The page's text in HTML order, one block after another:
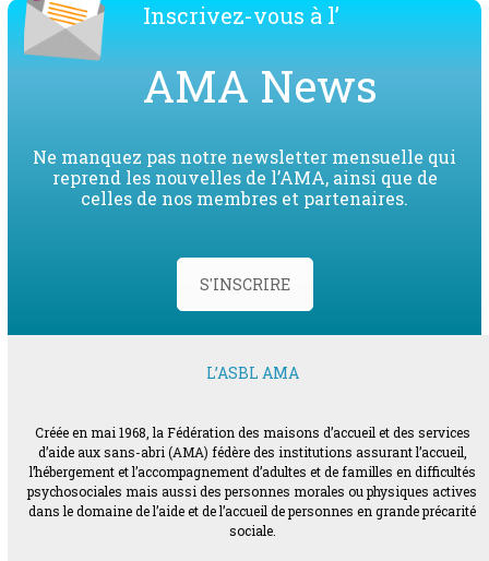
Inscrivez-vous à l’
AMA News
Ne manquez pas notre newsletter mensuelle qui
reprend les nouvelles de l’AMA, ainsi que de
celles de nos membres et partenaires.
S'INSCRIRE
L’ASBL AMA
Créée en mai 1968, la Fédération des maisons d’accueil et des services
d’aide aux sans-abri (AMA) fédère des institutions assurant l’accueil,
l’hébergement et l’accompagnement d’adultes et de familles en difficultés
psychosociales mais aussi des personnes morales ou physiques actives
dans le domaine de l’aide et de l’accueil de personnes en grande précarité
sociale.